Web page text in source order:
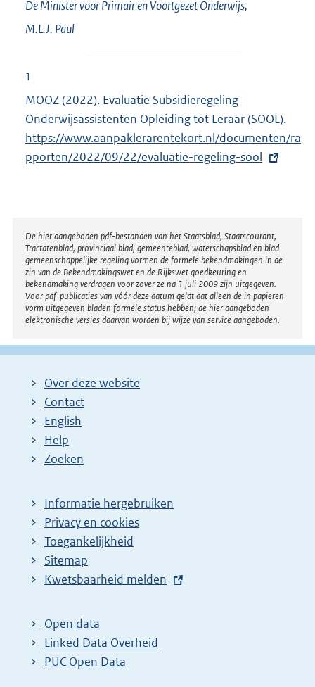
De Minister voor Primair en Voortgezet Onderwijs,
M.L.J. Paul
1
MOOZ (2022). Evaluatie Subsidieregeling
Onderwijsassistenten Opleiding tot Leraar (SOOL).
x
https://www.aanpaklerarentekort.nl/documenten/ra
pporten/2022/09/22/evaluatie-regeling-sool
Disclaimer
De hier aangeboden pdf-bestanden van het Staatsblad, Staatscourant,
Tractatenblad, provinciaal blad, gemeenteblad, waterschapsblad en blad
gemeenschappelijke regeling vormen de formele bekendmakingen in de
zin van de Bekendmakingswet en de Rijkswet goedkeuring en
bekendmaking verdragen voor zover ze na 1 juli 2009 zijn uitgegeven.
Voor pdf-publicaties van vóór deze datum geldt dat alleen de in papieren
vorm uitgegeven bladen formele status hebben; de hier aangeboden
elektronische versies daarvan worden bij wijze van service aangeboden.
Over deze website
Contact
English
Help
Zoeken
Informatie hergebruiken
Privacy en cookies
Toegankelijkheid
Sitemap
E
t
e
r
Kwetsbaarheid melden
Open data
Linked Data Overheid
PUC Open Data